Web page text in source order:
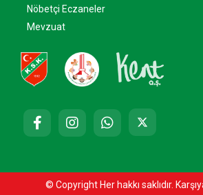
Nöbetçi Eczaneler
Mevzuat
© Copyright Her hakkı saklıdır.